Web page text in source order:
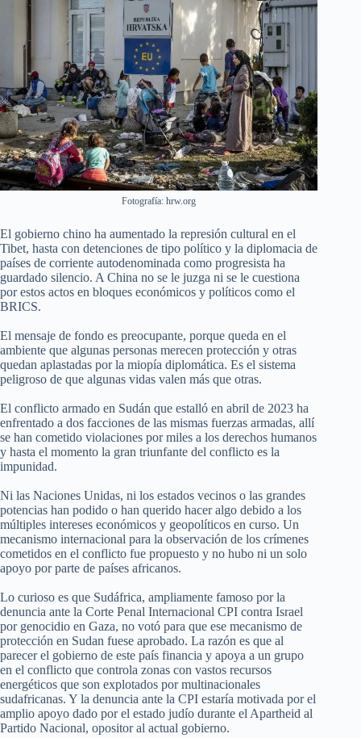
Fotografía: hrw.org
El gobierno chino ha aumentado la represión cultural en el
Tibet, hasta con detenciones de tipo político y la diplomacia de
países de corriente autodenominada como progresista ha
guardado silencio. A China no se le juzga ni se le cuestiona
por estos actos en bloques económicos y políticos como el
BRICS.
El mensaje de fondo es preocupante, porque queda en el
ambiente que algunas personas merecen protección y otras
quedan aplastadas por la miopía diplomática. Es el sistema
peligroso de que algunas vidas valen más que otras.
El conflicto armado en Sudán que estalló en abril de 2023 ha
enfrentado a dos facciones de las mismas fuerzas armadas, allí
se han cometido violaciones por miles a los derechos humanos
y hasta el momento la gran triunfante del conflicto es la
impunidad.
Ni las Naciones Unidas, ni los estados vecinos o las grandes
potencias han podido o han querido hacer algo debido a los
múltiples intereses económicos y geopolíticos en curso. Un
mecanismo internacional para la observación de los crímenes
cometidos en el conflicto fue propuesto y no hubo ni un solo
apoyo por parte de países africanos.
Lo curioso es que Sudáfrica, ampliamente famoso por la
denuncia ante la Corte Penal Internacional CPI contra Israel
por genocidio en Gaza, no votó para que ese mecanismo de
protección en Sudan fuese aprobado. La razón es que al
parecer el gobierno de este país financia y apoya a un grupo
en el conflicto que controla zonas con vastos recursos
energéticos que son explotados por multinacionales
sudafricanas. Y la denuncia ante la CPI estaría motivada por el
amplio apoyo dado por el estado judío durante el Apartheid al
Partido Nacional, opositor al actual gobierno.